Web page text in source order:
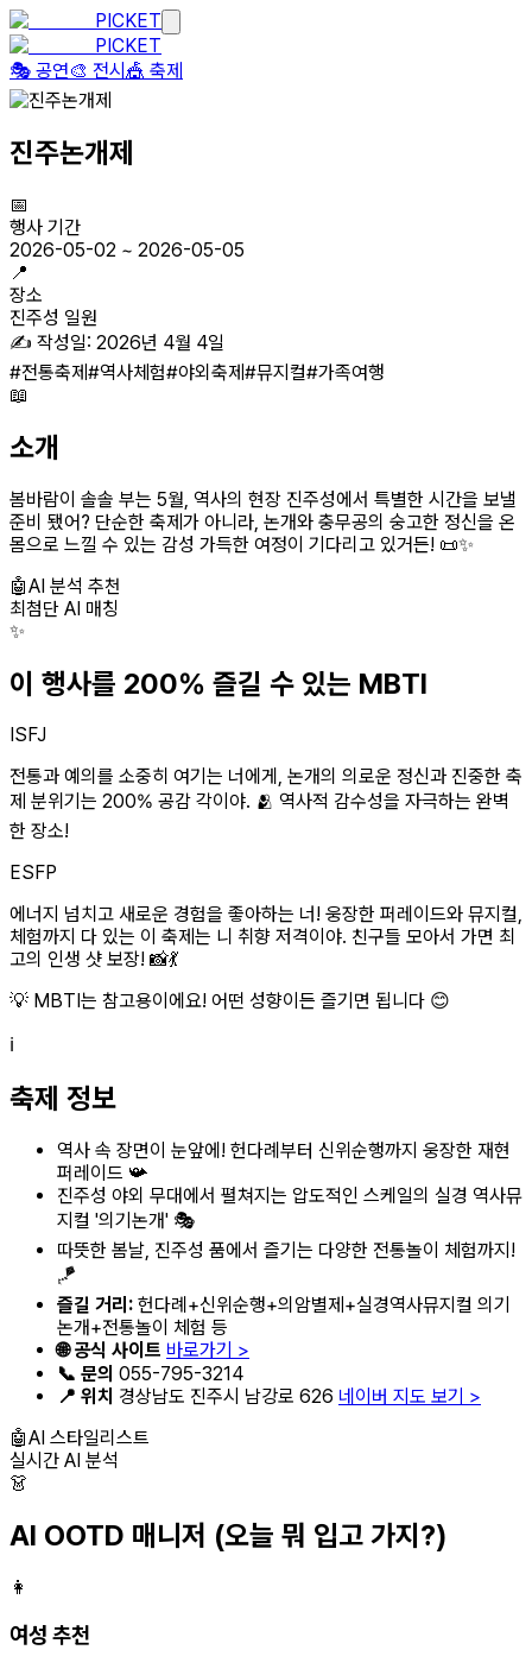
PICKET
PICKET
🎭 공연🎨 전시 🎪 축제
진주논개제
📅
행사 기간
2026-05-02 ~ 2026-05-05
📍
장소
진주성 일원
✍️ 작성일: 2026년 4월 4일
#전통축제#역사체험#야외축제#뮤지컬#가족여행
📖
소개
봄바람이 솔솔 부는 5월, 역사의 현장 진주성에서 특별한 시간을 보낼
준비 됐어? 단순한 축제가 아니라, 논개와 충무공의 숭고한 정신을 온
몸으로 느낄 수 있는 감성 가득한 여정이 기다리고 있거든! 📜✨
🤖AI 분석 추천
최첨단 AI 매칭
✨
이 행사를 200% 즐길 수 있는 MBTI
ISFJ
전통과 예의를 소중히 여기는 너에게, 논개의 의로운 정신과 진중한 축
제 분위기는 200% 공감 각이야. 🫂 역사적 감수성을 자극하는 완벽
한 장소!
ESFP
에너지 넘치고 새로운 경험을 좋아하는 너! 웅장한 퍼레이드와 뮤지컬,
체험까지 다 있는 이 축제는 니 취향 저격이야. 친구들 모아서 가면 최
고의 인생 샷 보장! 📸💃
💡 MBTI는 참고용이에요! 어떤 성향이든 즐기면 됩니다 😊
ℹ️
축제 정보
역사 속 장면이 눈앞에! 헌다례부터 신위순행까지 웅장한 재현
퍼레이드 📯
진주성 야외 무대에서 펼쳐지는 압도적인 스케일의 실경 역사뮤
지컬 '의기논개' 🎭
따뜻한 봄날, 진주성 품에서 즐기는 다양한 전통놀이 체험까지!
🪁
즐길 거리: 헌다례+신위순행+의암별제+실경역사뮤지컬 의기
논개+전통놀이 체험 등
🌐 공식 사이트 바로가기 >
📞 문의 055-795-3214
📍 위치 경상남도 진주시 남강로 626 네이버 지도 보기 >
🤖AI 스타일리스트
실시간 AI 분석
👗
AI OOTD 매니저 (오늘 뭐 입고 가지?)
👩
여성 추천